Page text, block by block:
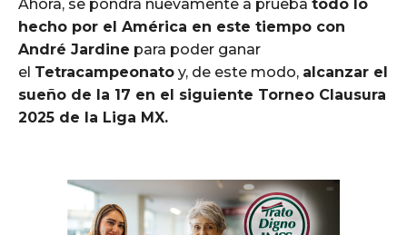
Ahora, se pondrá nuevamente a prueba todo lo
hecho por el América en este tiempo con
André Jardine para poder ganar
el Tetracampeonato y, de este modo, alcanzar el
sueño de la 17 en el siguiente Torneo Clausura
2025 de la Liga MX.